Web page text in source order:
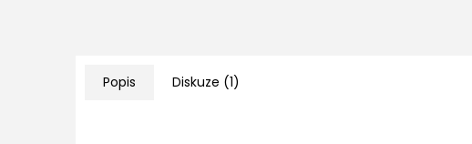
Popis Diskuze (1)